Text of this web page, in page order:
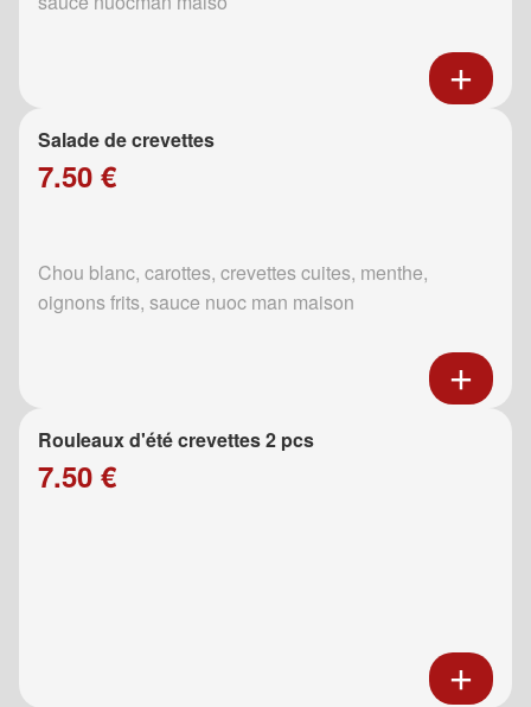
Salade de crevettes
7.50 €
Chou blanc, carottes, crevettes cuites, menthe,
oignons frits, sauce nuoc man maison
Rouleaux d'été crevettes 2 pcs
7.50 €